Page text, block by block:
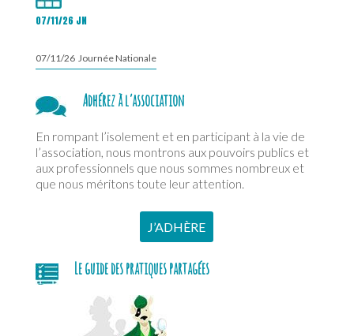
07/11/26 JN
07/11/26 Journée Nationale
Adhérez à l’association
En rompant l’isolement et en participant à la vie de
l’association, nous montrons aux pouvoirs publics et
aux professionnels que nous sommes nombreux et
que nous méritons toute leur attention.
J’ADHÈRE
Le guide des pratiques partagées